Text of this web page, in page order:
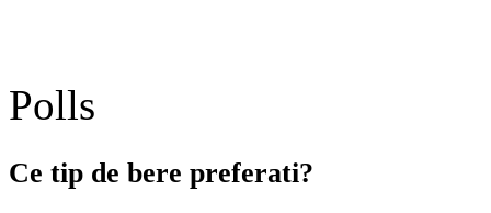
Polls
Ce tip de bere preferati?